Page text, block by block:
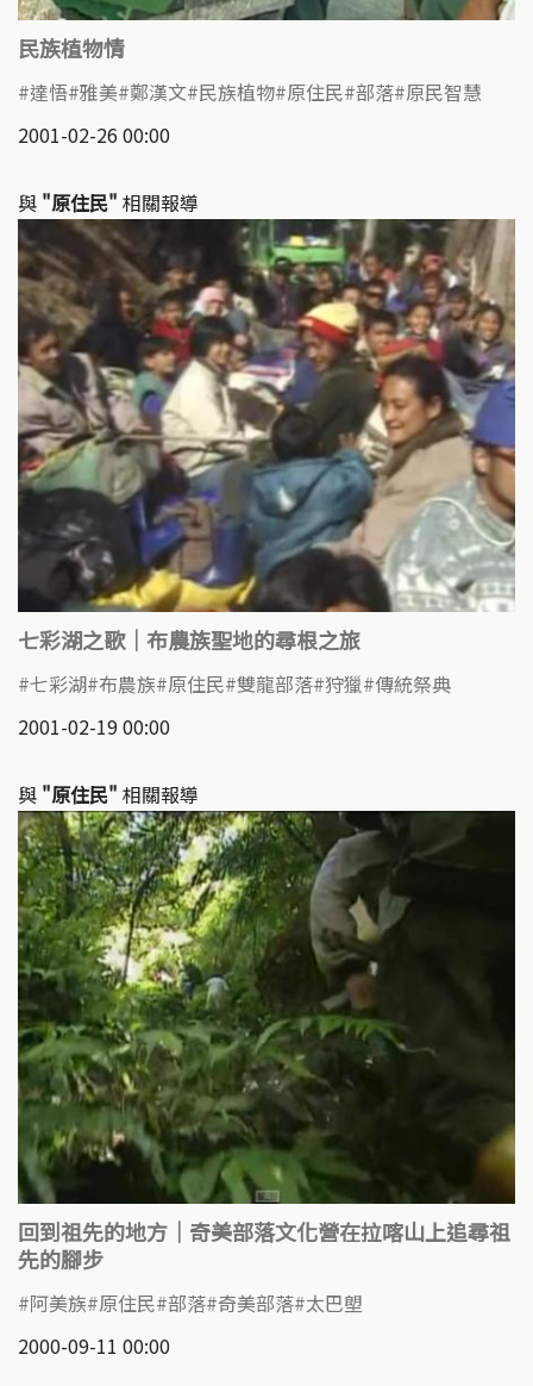
民族植物情
達悟 雅美 鄭漢文 民族植物 原住民 部落 原民智慧
2001-02-26 00:00
與 "原住民" 相關報導
七彩湖之歌｜布農族聖地的尋根之旅
七彩湖 布農族 原住民 雙龍部落 狩獵 傳統祭典
2001-02-19 00:00
與 "原住民" 相關報導
回到祖先的地方｜奇美部落文化營在拉喀山上追尋祖
先的腳步
阿美族 原住民 部落 奇美部落 太巴塱
2000-09-11 00:00